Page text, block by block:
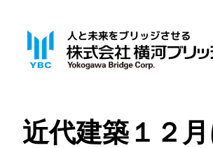
近代建築１２